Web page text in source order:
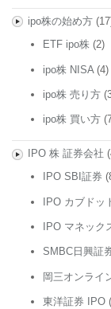
ipo株の始め方
ETF ipo株 (2)
ipo株 NISA (4)
ipo株 売り方
ipo株 買い方
IPO 株 証券会社
IPO SBI証券
IPO カブドッ
IPO マネック
SMBC日興証
岡三オンライ
東洋証券 IPO